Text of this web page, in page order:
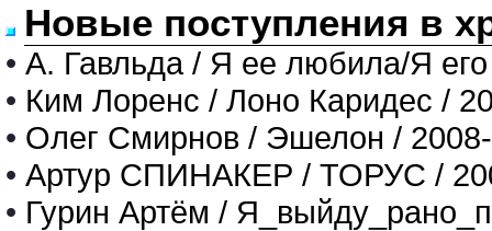
Новые поступления в
• А. Гавльда / Я ее любила/Я
• Ким Лоренс / Лоно Каридес /
• Олег Смирнов / Эшелон /
• Артур СПИНАКЕР / ТОРУС /
• Гурин Артём /